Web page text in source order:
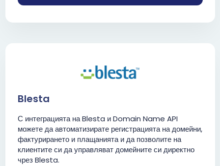
Blesta
С интеграцията на Blesta и Domain Name API
можете да автоматизирате регистрацията на домейни,
фактурирането и плащанията и да позволите на
клиентите си да управляват домейните си директно
чрез Blesta.